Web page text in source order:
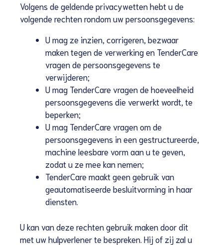
Volgens de geldende privacywetten hebt u de
volgende rechten rondom uw persoonsgegevens:
U mag ze inzien, corrigeren, bezwaar
maken tegen de verwerking en TenderCare
vragen de persoonsgegevens te
verwijderen;
U mag TenderCare vragen de hoeveelheid
persoonsgegevens die verwerkt wordt, te
beperken;
U mag TenderCare vragen om de
persoonsgegevens in een gestructureerde,
machine leesbare vorm aan u te geven,
zodat u ze mee kan nemen;
TenderCare maakt geen gebruik van
geautomatiseerde besluitvorming in haar
diensten.
U kan van deze rechten gebruik maken door dit
met uw hulpverlener te bespreken. Hij of zij zal u